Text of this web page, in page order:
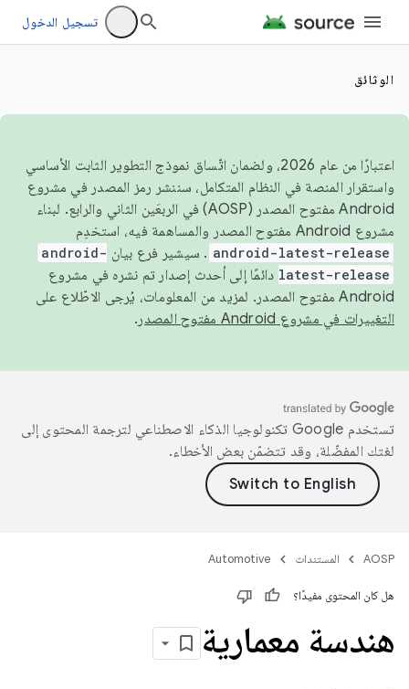
تسجيل الدخول
الوثائق
اعتبارًا من عام 2026، ولضمان اتّساق نموذج التطوير الثابت الأساسي
واستقرار المنصة في النظام المتكامل، سننشر رمز المصدر في مشروع
Android مفتوح المصدر (AOSP) في الربعَين الثاني والرابع. لبناء
مشروع Android مفتوح المصدر والمساهمة فيه، استخدِم
android-latest-release . سيشير فرع بيان android-
latest-release دائمًا إلى أحدث إصدار تم نشره في مشروع
Android مفتوح المصدر. لمزيد من المعلومات، يُرجى الاطّلاع على
التغييرات في مشروع Android مفتوح المصدر
.
تستخدم Google تكنولوجيا الذكاء الاصطناعي لترجمة المحتوى إلى
لغتك المفضّلة، وقد تتضمّن بعض الأخطاء.
AOSP المستندات Automotive
هل كان المحتوى مفيدًا؟
هندسة معمارية